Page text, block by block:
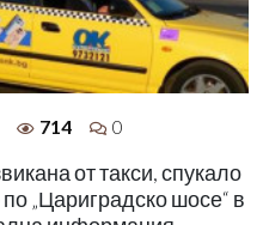
714 0
от такси, спукало
„Цариградско шосе“ в